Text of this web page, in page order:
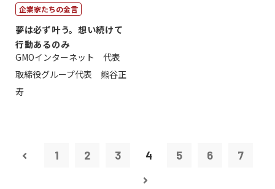
企業家たちの金言
夢は必ず叶う。想い続けて
行動あるのみ
GMOインターネット 代表
取締役グループ代表 熊谷正
寿
1 2 3 4 5 6 7